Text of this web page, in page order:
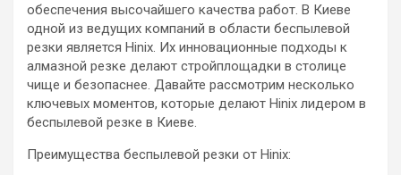
обеспечения высочайшего качества работ. В Киеве
одной из ведущих компаний в области беспылевой
резки является Hinix. Их инновационные подходы к
алмазной резке делают стройплощадки в столице
чище и безопаснее. Давайте рассмотрим несколько
ключевых моментов, которые делают Hinix лидером в
беспылевой резке в Киеве.
Преимущества беспылевой резки от Hinix: